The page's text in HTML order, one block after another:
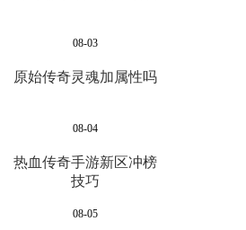
08-03
原始传奇灵魂加属性吗
08-04
热血传奇手游新区冲榜
技巧
08-05